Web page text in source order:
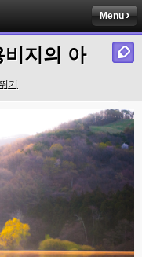
Menu
비지의 아
기